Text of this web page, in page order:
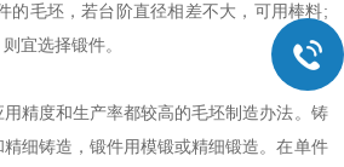
的毛坯，若台阶直径相差不大，可用棒料;
宜选择锻件。
度和生产率都较高的毛坯制造办法。铸
细铸造，锻件用模锻或精细锻造。在单件